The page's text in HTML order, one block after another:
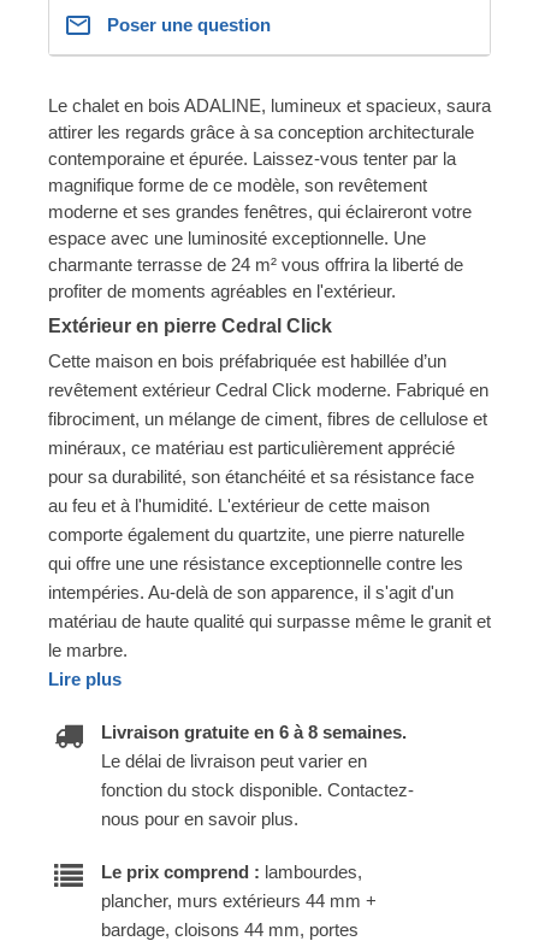
Poser une question
Le chalet en bois ADALINE, lumineux et spacieux, saura
attirer les regards grâce à sa conception architecturale
contemporaine et épurée. Laissez-vous tenter par la
magnifique forme de ce modèle, son revêtement
moderne et ses grandes fenêtres, qui éclaireront votre
espace avec une luminosité exceptionnelle. Une
charmante terrasse de 24 m² vous offrira la liberté de
profiter de moments agréables en l'extérieur.
Extérieur en pierre Cedral Click
Cette maison en bois préfabriquée est habillée d’un
revêtement extérieur Cedral Click moderne. Fabriqué en
fibrociment, un mélange de ciment, fibres de cellulose et
minéraux, ce matériau est particulièrement apprécié
pour sa durabilité, son étanchéité et sa résistance face
au feu et à l'humidité. L'extérieur de cette maison
comporte également du quartzite, une pierre naturelle
qui offre une une résistance exceptionnelle contre les
intempéries. Au-delà de son apparence, il s'agit d'un
matériau de haute qualité qui surpasse même le granit et
le marbre.
Lire plus
Livraison gratuite en 6 à 8 semaines.
Le délai de livraison peut varier en
fonction du stock disponible. Contactez-
nous pour en savoir plus.
Le prix comprend : lambourdes,
plancher, murs extérieurs 44 mm +
bardage, cloisons 44 mm, portes